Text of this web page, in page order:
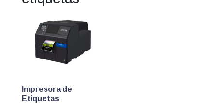
Impresora de
Etiquetas